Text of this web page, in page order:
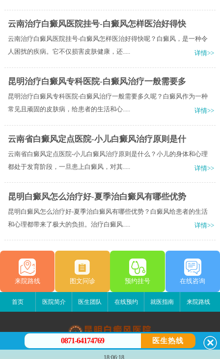
云南治疗白癜风医院挂号-白癜风怎样医治好得快
云南治疗白癜风医院挂号-白癜风怎样医治好得快呢？白癜风，是一种令
人困扰的疾病。它不仅损害皮肤健康，还.....
详情>>
昆明治疗白癜风专科医院-白癜风治疗一般需要多
昆明治疗白癜风专科医院-白癜风治疗一般需要多久呢？白癜风作为一种
常见且顽固的皮肤病，给患者的生活和心.....
详情>>
云南省白癜风定点医院-小儿白癜风治疗原则是什
云南省白癜风定点医院-小儿白癜风治疗原则是什么？小儿的身体和心理
都处于发育阶段，一旦患上白癜风，对其.....
详情>>
昆明白癜风怎么治疗好-夏季治白癜风有哪些优势
昆明白癜风怎么治疗好-夏季治白癜风有哪些优势？白癜风给患者的生活
和心理都带来了极大的负担。治疗白癜风.....
详情>>
来院路线 图文问诊 预约挂号 在线咨询
首页 医院简介 医生团队 在线预约 就医指南 来院路线
昆明白癜风医院
0871-64174769 医生热线
18:06:18